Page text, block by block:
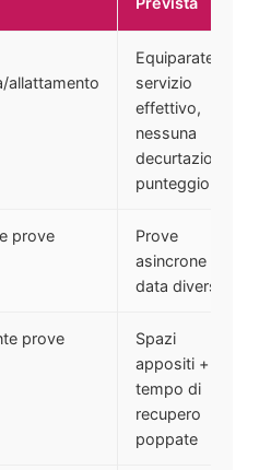
Titoli di
allattamento
Equiparate a
servizio
effettivo,
nessuna
decurtazione
punteggio
prove
Prove
asincrone in
data diversa
prove
Spazi
appositi +
tempo di
recupero
poppate